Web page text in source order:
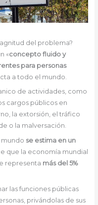
del problema?
«concepto fluido y
para personas
a todo el mundo.
de actividades, como
cargos públicos en
la extorsión, el tráfico
o la malversación.
mundo se estima en un
que la economía mundial
representa más del 5%
las funciones públicas
privándolas de sus